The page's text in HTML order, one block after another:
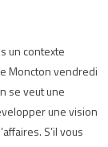
un contexte
Moncton vendredi
se veut une
une vision
S’il vous